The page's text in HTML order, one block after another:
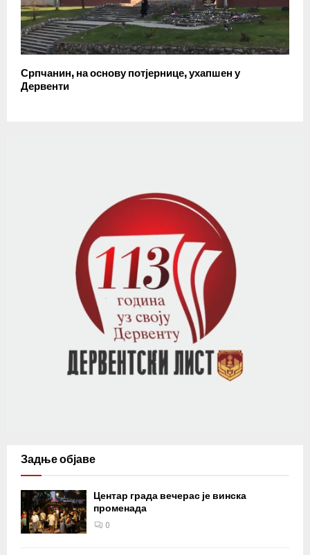
Српчанин, на основу потјернице, ухапшен у
Дервенти
Задње објаве
Центар града вечерас је винска
променада
0